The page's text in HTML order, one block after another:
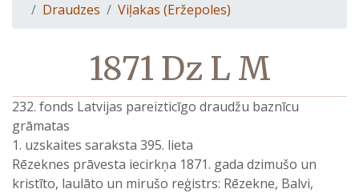
Draudzes
Viļakas (Eržepoles)
1871 Dz L M
232. fonds Latvijas pareizticīgo draudžu baznīcu
grāmatas
1. uzskaites saraksta 395. lieta
Rēzeknes prāvesta iecirkņa 1871. gada dzimušo un
kristīto, laulāto un mirušo reģistrs: Rēzekne, Balvi,